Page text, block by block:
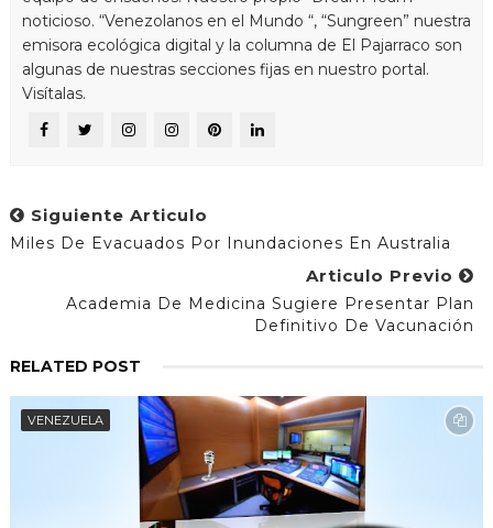
noticioso. “Venezolanos en el Mundo “, “Sungreen” nuestra
emisora ecológica digital y la columna de El Pajarraco son
algunas de nuestras secciones fijas en nuestro portal.
Visítalas.
Siguiente Articulo
Miles De Evacuados Por Inundaciones En Australia
Articulo Previo
Academia De Medicina Sugiere Presentar Plan
Definitivo De Vacunación
RELATED POST
VENEZUELA